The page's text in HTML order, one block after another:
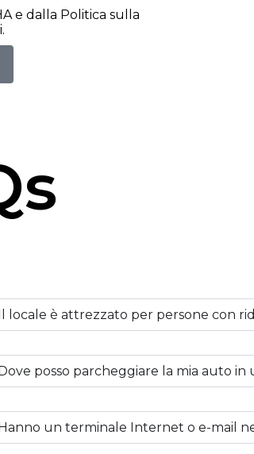
e dalla Politica sulla
locale è attrezzato per persone con
posso parcheggiare la mia auto in
un terminale Internet o e-mail